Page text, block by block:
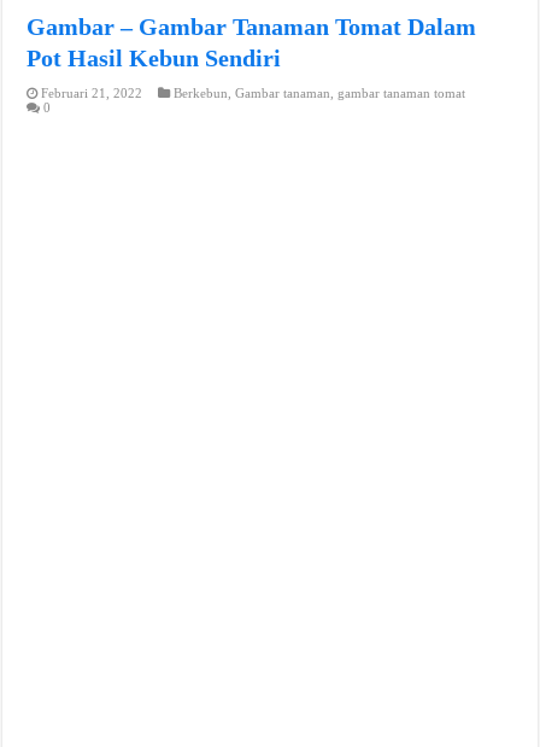
Gambar – Gambar Tanaman Tomat Dalam
Pot Hasil Kebun Sendiri
Februari 21, 2022 Berkebun ,Gambar tanaman ,gambar tanaman tomat
0